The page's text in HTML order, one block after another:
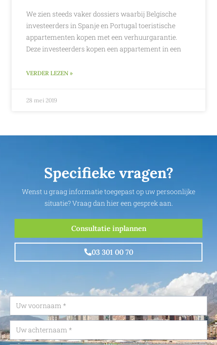
We zien steeds vaker dossiers waarbij Belgische
investeerders in Spanje en Portugal toeristische
appartementen kopen met een verhuurgarantie.
Deze investeerders kopen een appartement in een
VERDER LEZEN »
28 mei 2019
Specifieke vragen?
Wenst u graag informatie toegepast op uw persoonlijke
situatie? Vraag dan hier een gesprek aan.
Consultatie inplannen
03 301 00 70